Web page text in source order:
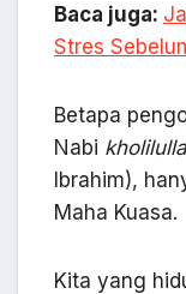
Baca juga:
Stres
Betapa
Nabi
Ibrahim),
Maha Kuasa.
Kita yang